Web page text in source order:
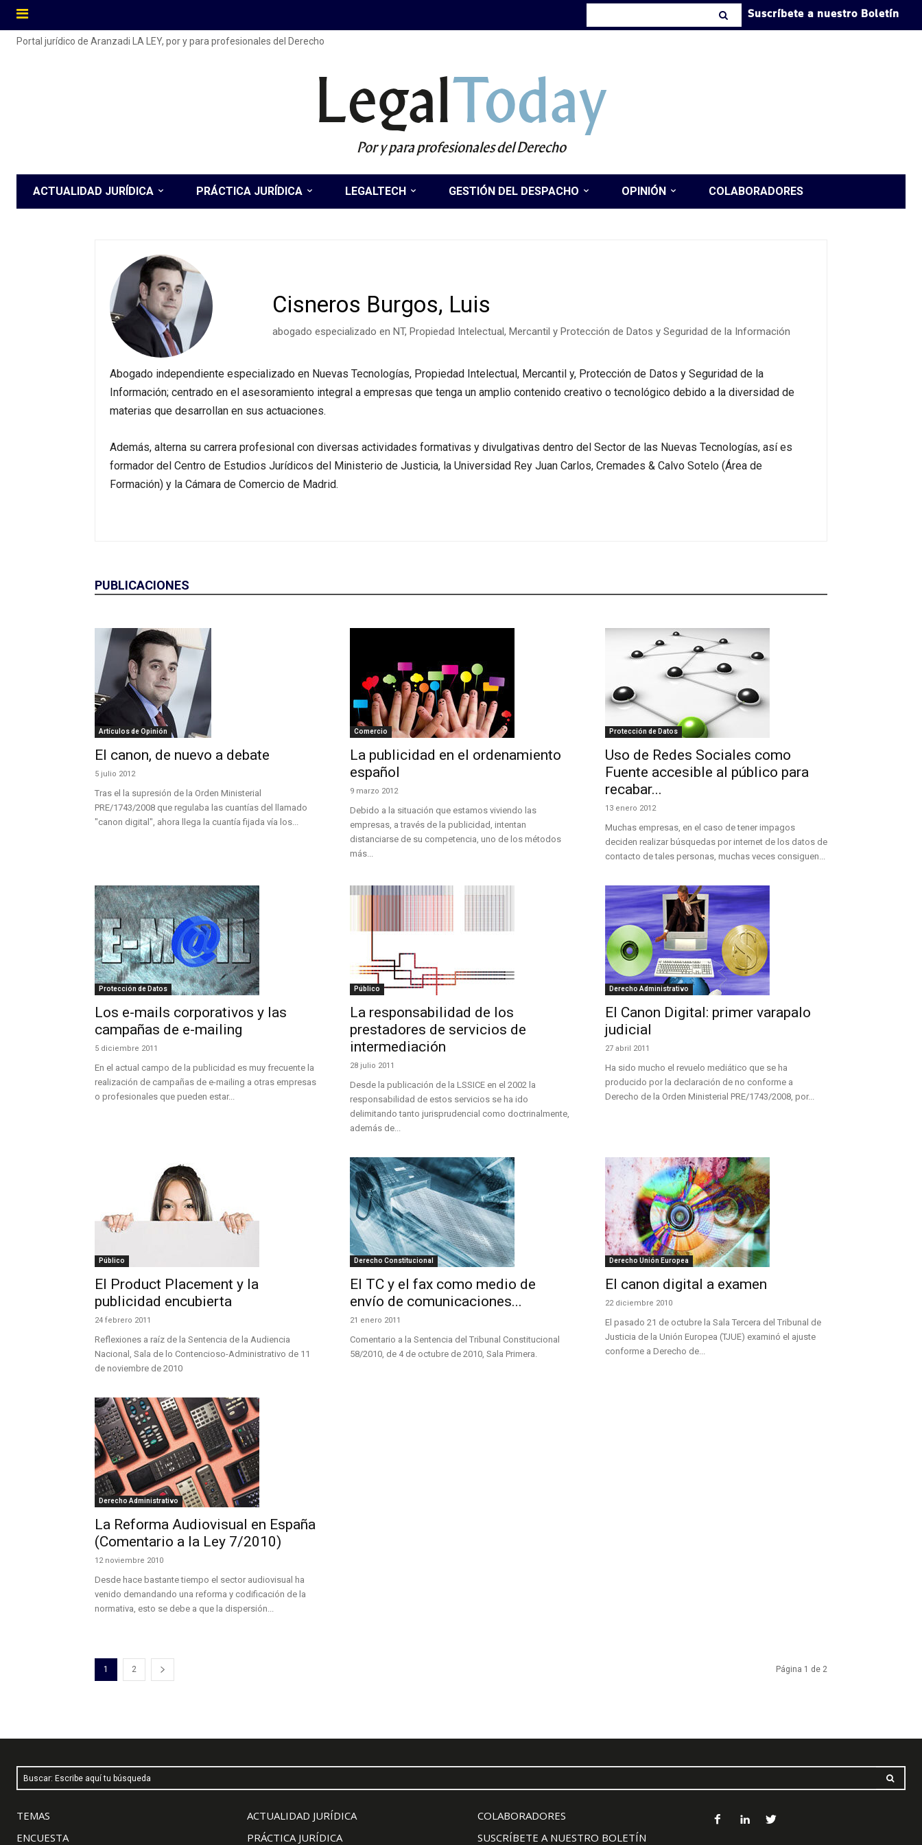
Suscríbete a nuestro Boletín
Portal jurídico de Aranzadi LA LEY, por y para profesionales del Derecho
LegalToday
Por y para profesionales del Derecho
ACTUALIDAD JURÍDICA PRÁCTICA JURÍDICA LEGALTECH GESTIÓN DEL DESPACHO OPINIÓN COLABORADORES
Cisneros Burgos, Luis
abogado especializado en NT, Propiedad Intelectual, Mercantil y Protección de Datos y Seguridad de la Información
Abogado independiente especializado en Nuevas Tecnologías, Propiedad Intelectual, Mercantil y, Protección de Datos y Seguridad de la
Información; centrado en el asesoramiento integral a empresas que tenga un amplio contenido creativo o tecnológico debido a la diversidad de
materias que desarrollan en sus actuaciones.
Además, alterna su carrera profesional con diversas actividades formativas y divulgativas dentro del Sector de las Nuevas Tecnologías, así es
formador del Centro de Estudios Jurídicos del Ministerio de Justicia, la Universidad Rey Juan Carlos, Cremades & Calvo Sotelo (Área de
Formación) y la Cámara de Comercio de Madrid.
PUBLICACIONES
Artículos de Opinión
El canon, de nuevo a debate
5 julio 2012
Tras el la supresión de la Orden Ministerial
PRE/1743/2008 que regulaba las cuantías del llamado
"canon digital", ahora llega la cuantía fijada vía los...
Comercio
La publicidad en el ordenamiento
español
9 marzo 2012
Debido a la situación que estamos viviendo las
empresas, a través de la publicidad, intentan
distanciarse de su competencia, uno de los métodos
más...
Protección de Datos
Uso de Redes Sociales como
Fuente accesible al público para
recabar...
13 enero 2012
Muchas empresas, en el caso de tener impagos
deciden realizar búsquedas por internet de los datos de
contacto de tales personas, muchas veces consiguen...
Protección de Datos
Los e-mails corporativos y las
campañas de e-mailing
5 diciembre 2011
En el actual campo de la publicidad es muy frecuente la
realización de campañas de e-mailing a otras empresas
o profesionales que pueden estar...
Público
La responsabilidad de los
prestadores de servicios de
intermediación
28 julio 2011
Desde la publicación de la LSSICE en el 2002 la
responsabilidad de estos servicios se ha ido
delimitando tanto jurisprudencial como doctrinalmente,
además de...
Derecho Administrativo
El Canon Digital: primer varapalo
judicial
27 abril 2011
Ha sido mucho el revuelo mediático que se ha
producido por la declaración de no conforme a
Derecho de la Orden Ministerial PRE/1743/2008, por...
Público
El Product Placement y la
publicidad encubierta
24 febrero 2011
Reflexiones a raíz de la Sentencia de la Audiencia
Nacional, Sala de lo Contencioso-Administrativo de 11
de noviembre de 2010
Derecho Constitucional
El TC y el fax como medio de
envío de comunicaciones...
21 enero 2011
Comentario a la Sentencia del Tribunal Constitucional
58/2010, de 4 de octubre de 2010, Sala Primera.
Derecho Unión Europea
El canon digital a examen
22 diciembre 2010
El pasado 21 de octubre la Sala Tercera del Tribunal de
Justicia de la Unión Europea (TJUE) examinó el ajuste
conforme a Derecho de...
Derecho Administrativo
La Reforma Audiovisual en España
(Comentario a la Ley 7/2010)
12 noviembre 2010
Desde hace bastante tiempo el sector audiovisual ha
venido demandando una reforma y codificación de la
normativa, esto se debe a que la dispersión...
1 2 Página 1 de 2
Buscar: Escribe aquí tu búsqueda
TEMAS
ENCUESTA
ACTUALIDAD JURÍDICA
PRÁCTICA JURÍDICA
COLABORADORES
SUSCRÍBETE A NUESTRO BOLETÍN